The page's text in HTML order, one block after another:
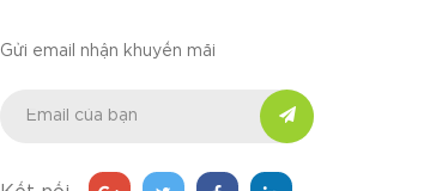
Gửi email nhận khuyến mãi